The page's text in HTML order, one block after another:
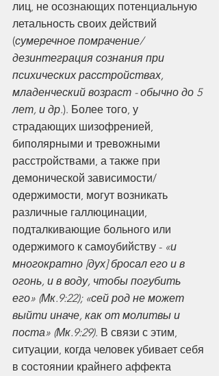
лиц, не осознающих потенциальную
летальность своих действий
(сумеречное помрачение/
дезинтеграция сознания при
психических расстройствах,
младенческий возраст - обычно до 5
лет, и др.). Более того, у
страдающих шизофренией,
биполярными и тревожными
расстройствами, а также при
демонической зависимости/
одержимости, могут возникать
различные галлюцинации,
подталкивающие больного или
одержимого к самоубийству - «и
многократно [дух] бросал его и в
огонь, и в воду, чтобы погубить
его» (Мк.9:22); «сей род не может
выйти иначе, как от молитвы и
поста» (Мк.9:29). В связи с этим,
ситуации, когда человек убивает себя
в состоянии крайнего аффекта